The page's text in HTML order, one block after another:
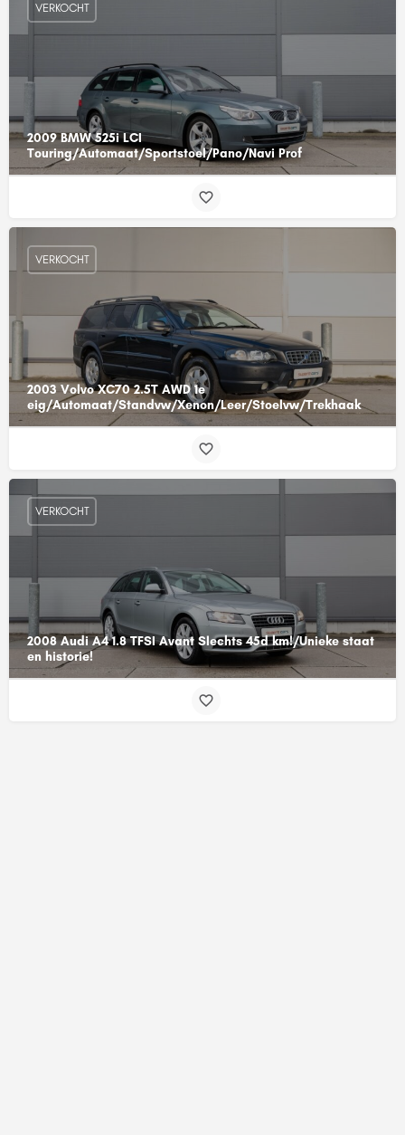
2009 BMW 525i LCI
Touring/Automaat/Sportstoel/Pano/Navi Prof
VERKOCHT
2003 Volvo XC70 2.5T AWD 1e
eig/Automaat/Standvw/Xenon/Leer/Stoelvw/Trekhaak
VERKOCHT
2008 Audi A4 1.8 TFSI Avant Slechts 45d km!/Unieke staat
en historie!
VERKOCHT